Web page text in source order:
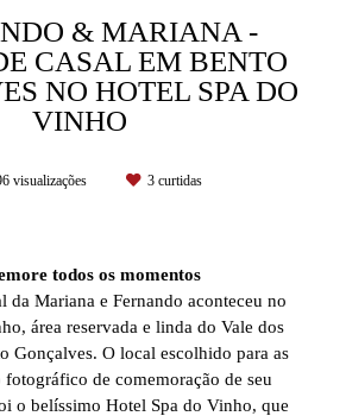
& MARIANA -
CASAL EM BENTO
NO HOTEL SPA DO
VINHO
visualizações 3 curtidas
todos os momentos
da Mariana e Fernando aconteceu no
área reservada e linda do Vale dos
Gonçalves. O local escolhido para as
fotográfico de comemoração de seu
o belíssimo Hotel Spa do Vinho, que